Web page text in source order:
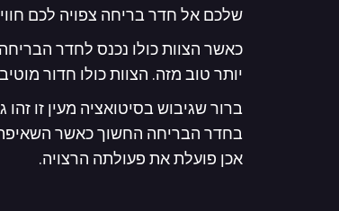
שלכם אל חדר בריחה צפויה לכם
כאשר הצוות כולו נכנס לחדר
יותר טוב מזה. הצוות כולו חדור
ברור שגיבוש בסיטואציה מעין זו
בחדר הבריחה החשוך כאשר השאיפה
אכן פועלת את פעולתה הרצויה.